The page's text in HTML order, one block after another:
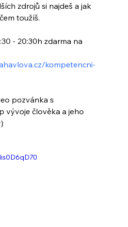
zdrojů si najdeš a jak
toužíš.
- 20:30h zdarma na
kompetencni-
pozvánka s
vývoje člověka a jeho